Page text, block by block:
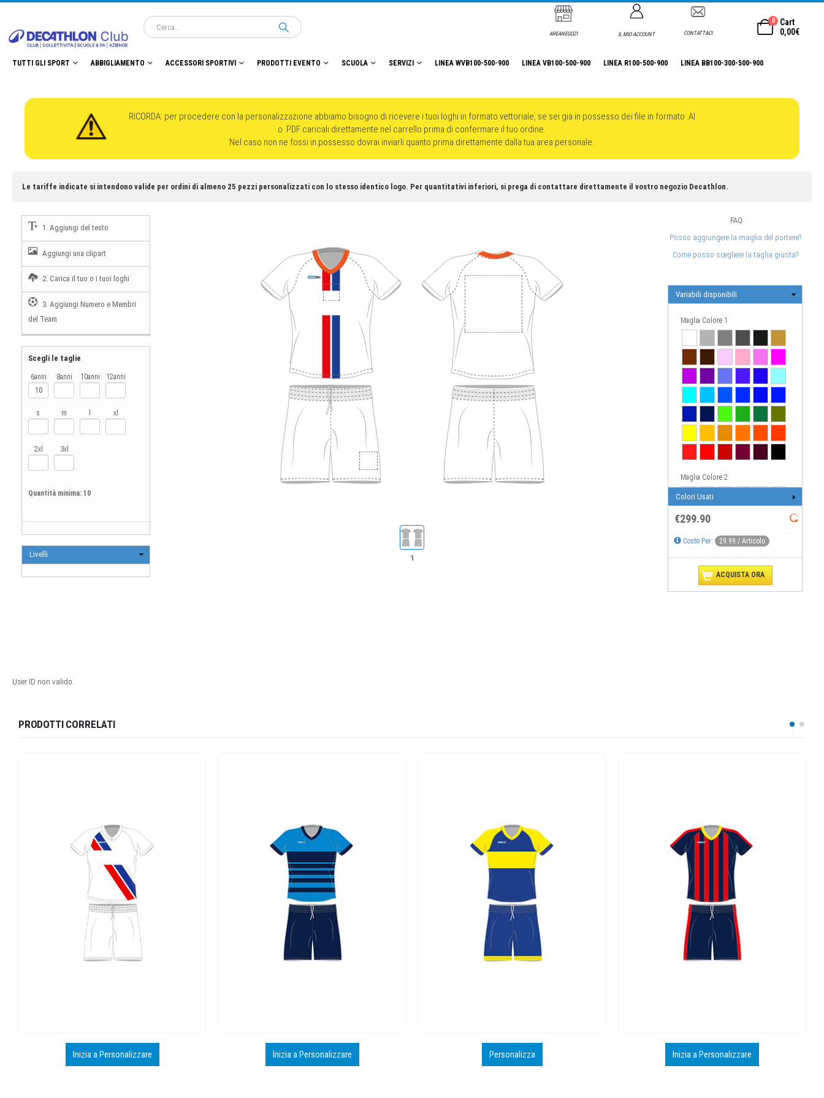
AREANEGOZI IL MIO ACCOUNT CONTATTACI
0
Cart
0,00€
TUTTI GLI SPORT ABBIGLIAMENTO ACCESSORI SPORTIVI PRODOTTI EVENTO SCUOLA SERVIZI LINEA WVB100-500-900 LINEA VB100-500-900 LINEA R100-500-900 LINEA BB100-300-500-900
PRODOTTI CORRELATI
Inizia a Personalizzare Inizia a Personalizzare Personalizza Inizia a Personalizzare